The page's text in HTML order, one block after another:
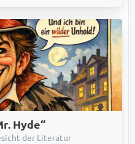
Hyde“
der Literatur